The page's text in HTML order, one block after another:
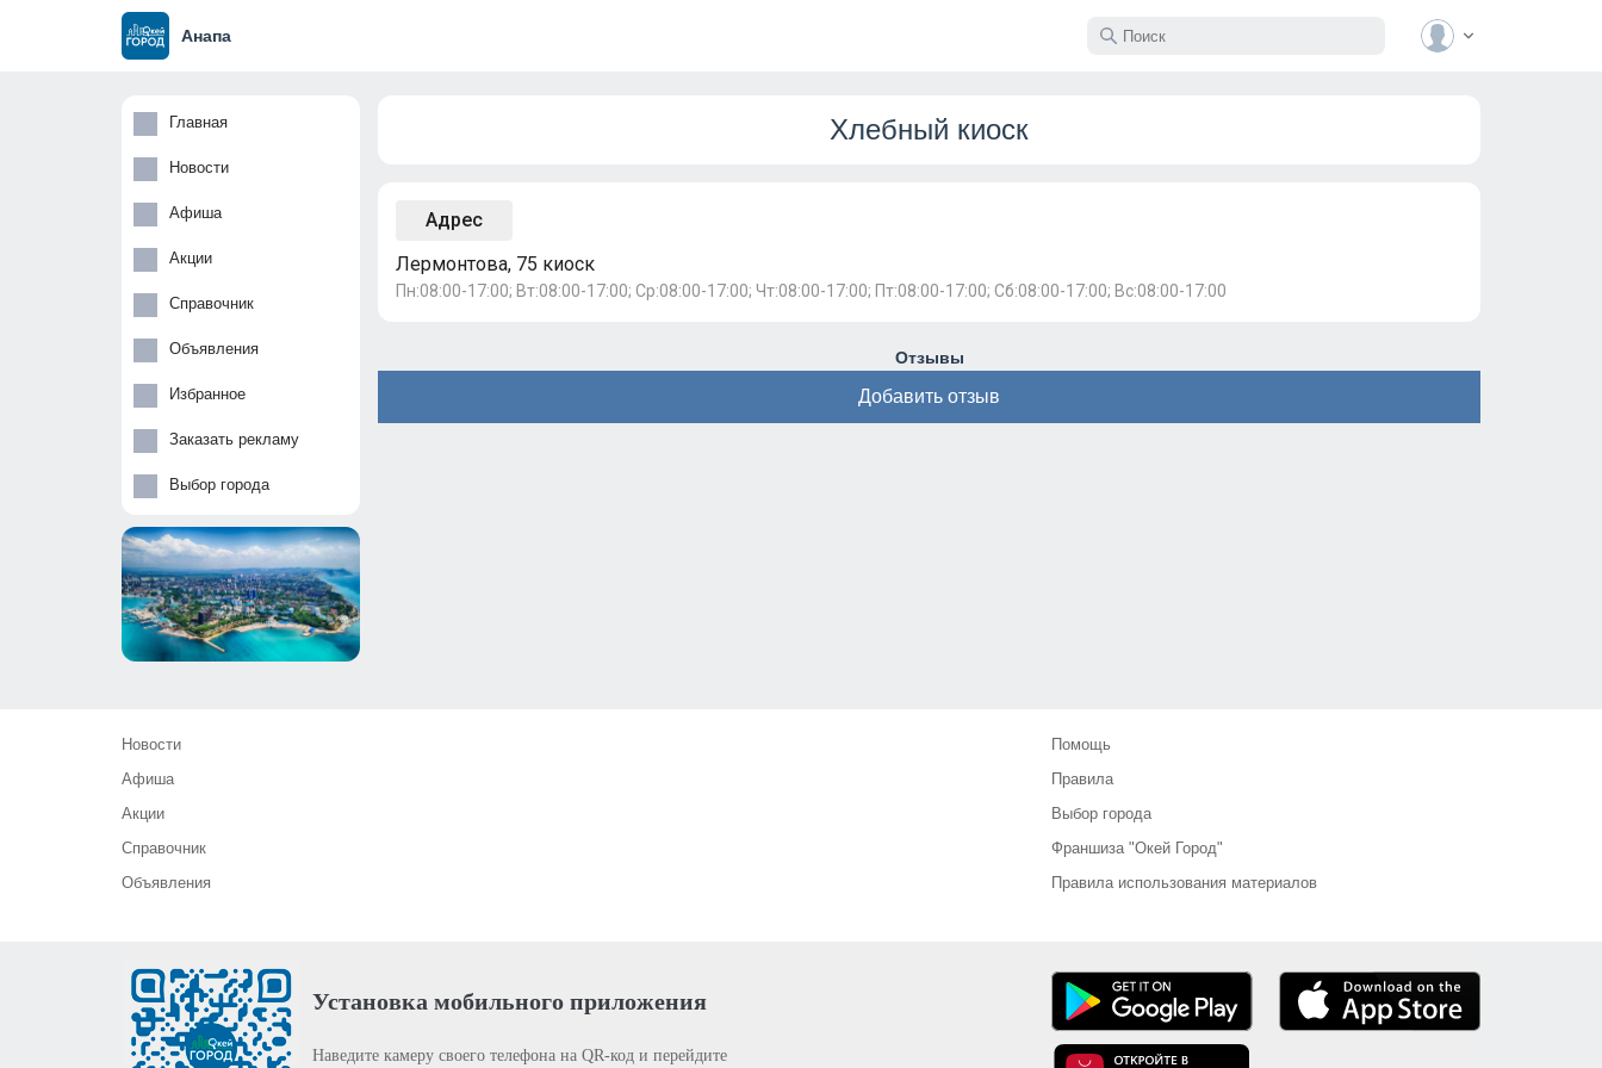
Анапа
Главная
Новости
Афиша
Акции
Справочник
Объявления
Избранное
Заказать рекламу
Выбор города
Хлебный киоск
Адрес
Лермонтова, 75 киоск
Пн:08:00-17:00; Вт:08:00-17:00; Ср:08:00-17:00; Чт:08:00-17:00; Пт:08:00-17:00; Сб:08:00-17:00; Вс:08:00-17:00
Отзывы
Добавить отзыв
Новости
Афиша
Акции
Справочник
Объявления
Помощь
Правила
Выбор города
Франшиза "Окей Город"
Правила использования материалов
Установка мобильного приложения
Наведите камеру своего телефона на QR-код и перейдите